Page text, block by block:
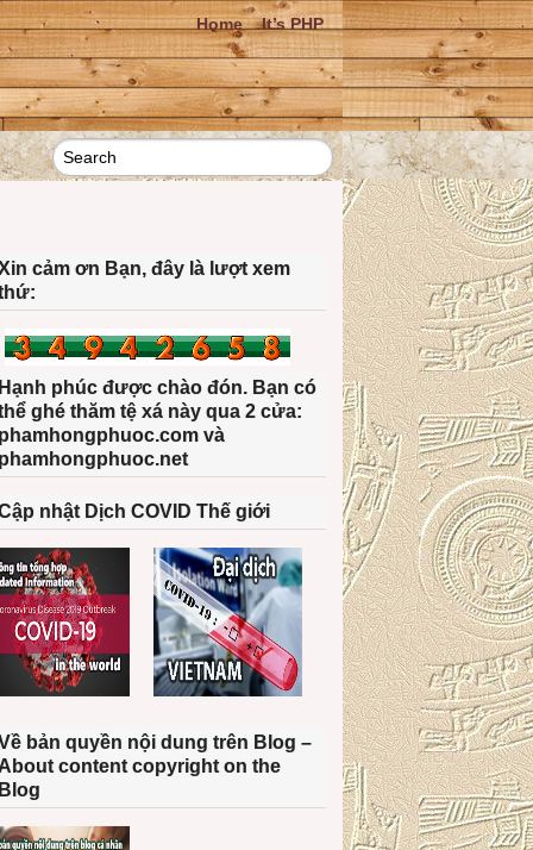
Home It’s PHP
cảm ơn Bạn, đây là lượt xem
phúc được chào đón. Bạn có
ghé thăm tệ xá này qua 2 cửa:
và
nhật Dịch COVID Thế giới
bản quyền nội dung trên Blog –
content copyright on the